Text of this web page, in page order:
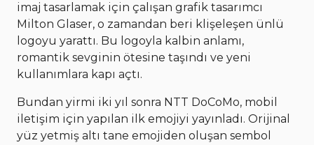
imaj tasarlamak için çalışan grafik tasarımcı
Milton Glaser, o zamandan beri klişeleşen ünlü
logoyu yarattı. Bu logoyla kalbin anlamı,
romantik sevginin ötesine taşındı ve yeni
kullanımlara kapı açtı.
Bundan yirmi iki yıl sonra NTT DoCoMo, mobil
iletişim için yapılan ilk emojiyi yayınladı. Orijinal
yüz yetmiş altı tane emojiden oluşan sembol